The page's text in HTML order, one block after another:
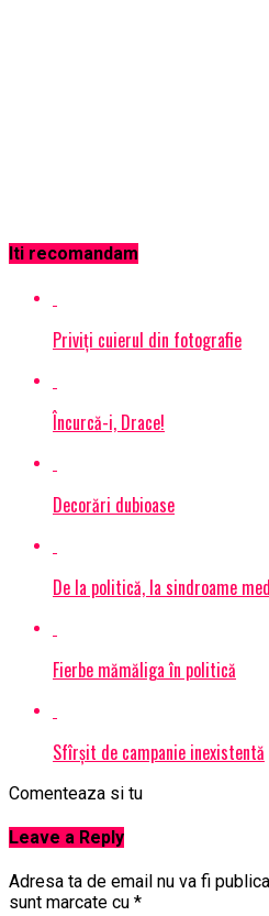
Iti recomandam
Priviţi cuierul din fotografie
Încurcă-i, Drace!
Decorări dubioase
De la politică, la sindroame
Fierbe mămăliga în politică
Sfîrșit de campanie inexistentă
Comenteaza si tu
Leave a Reply
Adresa ta de email nu va fi
sunt marcate cu *